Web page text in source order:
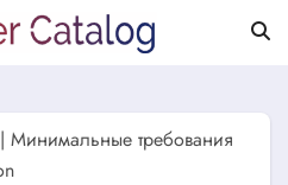
| Минимальные требования